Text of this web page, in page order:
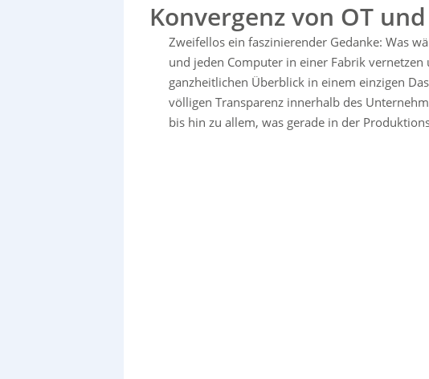
Konvergenz von OT
Zweifellos ein faszinierender Gedanke: Was
und jeden Computer in einer Fabrik
ganzheitlichen Überblick in einem einzigen
völligen Transparenz innerhalb des
bis hin zu allem, was gerade in der